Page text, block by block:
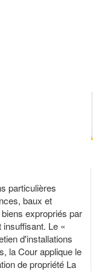
particulières
baux et
expropriés par
Le «
d'installations
la Cour applique le
de propriété La